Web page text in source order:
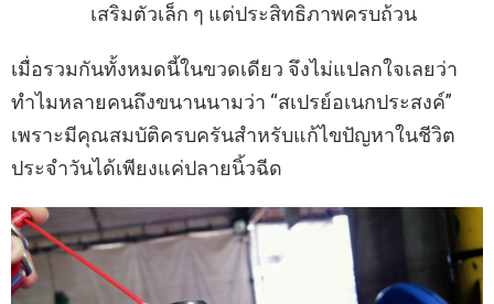
เสริมตัวเล็ก ๆ แต่ประสิทธิภาพครบถ้วน
เมื่อรวมกันทั้งหมดนี้ในขวดเดียว จึงไม่แปลกใจเลยว่า
ทำไมหลายคนถึงขนานนามว่า “สเปรย์อเนกประสงค์”
เพราะมีคุณสมบัติครบครันสำหรับแก้ไขปัญหาในชีวิต
ประจำวันได้เพียงแค่ปลายนิ้วฉีด